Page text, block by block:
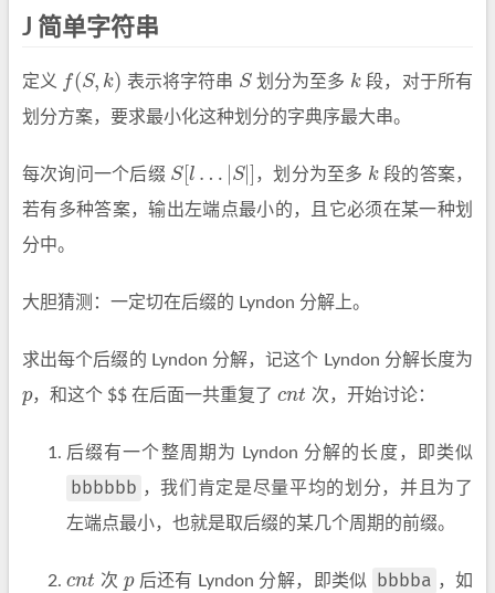
J 简单字符串
定义 f(S, k)
f(S,k) 表示将字符串 S
S划分为至多 k
k 段，对于所有
划分方案，要求最小化这种划分的字典序最大串。
每次询问一个后缀 S[l … S|]
S[ l…| S |] ，划分为至多 k
k段的答案，
若有多种答案，输出左端点最小的，且它必须在某一种划
分中。
大胆猜测：一定切在后缀的 Lyndon 分解上。
求出每个后缀的 Lyndon 分解，记这个 Lyndon 分解长度为
p
p，和这个 $$ 在后面一共重复了cnt
cnt 次，开始讨论：
后缀有一个整周期为 Lyndon 分解的长度，即类似
bbbbbb ，我们肯定是尽量平均的划分，并且为了
左端点最小，也就是取后缀的某几个周期的前缀。
cnt
cnt 次 p
p后还有 Lyndon 分解，即类似 bbbba ，如